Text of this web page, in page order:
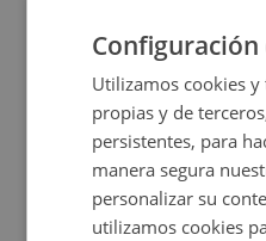
CONDICIONES ESPECIALES
Utilizamos cookies
propias y de
persistentes, para
manera segura
personalizar su
utilizamos cookies